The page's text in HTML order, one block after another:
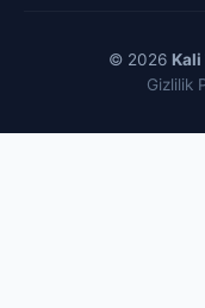
© 2026
Gizlilik